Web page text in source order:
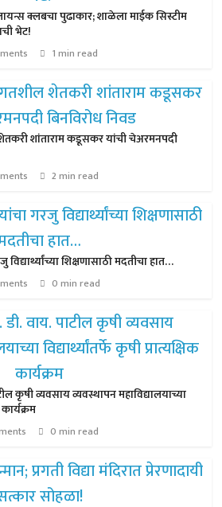
लायन्स क्लबचा पुढाकार; शाळेला माईक सिस्टीम
भेट!
1 min read
शांताराम कडूसकर यांची चेअरमनपदी
2 min read
शिक्षणासाठी मदतीचा हात…
0 min read
कृषी व्यवसाय व्यवस्थापन महाविद्यालयाच्या
कार्यक्रम
0 min read